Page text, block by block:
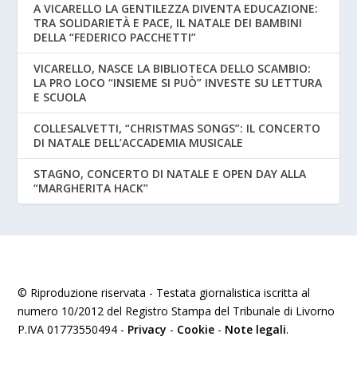
A VICARELLO LA GENTILEZZA DIVENTA EDUCAZIONE:
TRA SOLIDARIETÀ E PACE, IL NATALE DEI BAMBINI
DELLA “FEDERICO PACCHETTI”
VICARELLO, NASCE LA BIBLIOTECA DELLO SCAMBIO:
LA PRO LOCO “INSIEME SI PUÒ” INVESTE SU LETTURA
E SCUOLA
COLLESALVETTI, “CHRISTMAS SONGS”: IL CONCERTO
DI NATALE DELL’ACCADEMIA MUSICALE
STAGNO, CONCERTO DI NATALE E OPEN DAY ALLA
“MARGHERITA HACK”
© Riproduzione riservata - Testata giornalistica iscritta al
numero 10/2012 del Registro Stampa del Tribunale di Livorno
P.IVA 01773550494 - Privacy - Cookie - Note legali.